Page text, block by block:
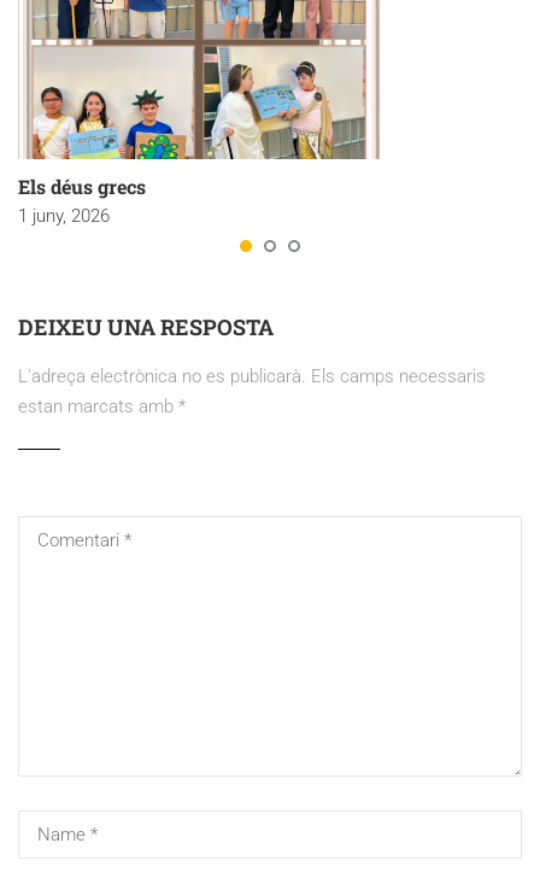
Els déus grecs
1 juny, 2026
DEIXEU UNA RESPOSTA
L'adreça electrònica no es publicarà. Els camps necessaris
estan marcats amb *